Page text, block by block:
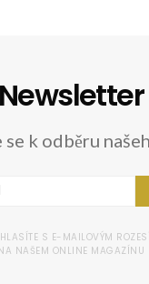
Newsletter
se k odběru
S E-MAILOVÝM
NAŠEM ONLINE MAGAZÍNU